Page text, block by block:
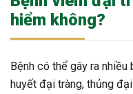
hiểm không?
Bệnh có thể gây ra
huyết đại tràng, thủng